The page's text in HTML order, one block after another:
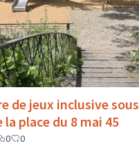
de jeux inclusive sous
la place du 8 mai 45
0 0